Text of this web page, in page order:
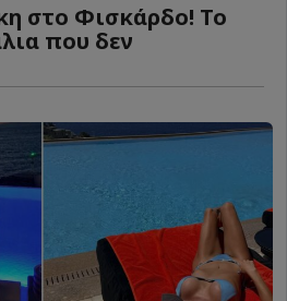
στο Φισκάρδο! Το
που δεν